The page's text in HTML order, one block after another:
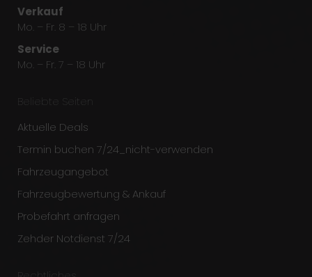
in
new
window
in
new
window
new
Verkauf
Mo. – Fr. 8 – 18 Uhr
Service
Mo. – Fr. 7 – 18 Uhr
Beliebte Seiten
Aktuelle Deals
Termin buchen 7/24_nicht-verwenden
Fahrzeugangebot
Fahrzeugbewertung & Ankauf
Probefahrt anfragen
Zehder Notdienst 7/24